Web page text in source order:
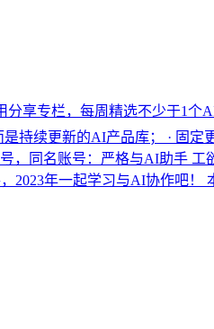
分享专栏，每周精选不少于1
持续更新的AI产品库； · 固
，同名账号：严格与AI助手
2023年一起学习与AI协作吧！